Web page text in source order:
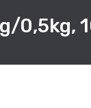
0,5kg,